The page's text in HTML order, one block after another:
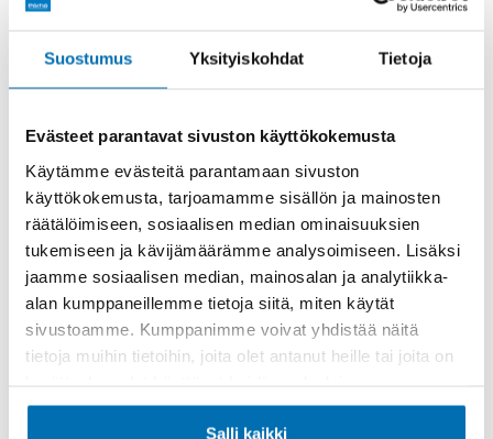
Suostumus Yksityiskohdat Tietoja
Evästeet parantavat sivuston käyttökokemusta
Käytämme evästeitä parantamaan sivuston
käyttökokemusta, tarjoamamme sisällön ja mainosten
räätälöimiseen, sosiaalisen median ominaisuuksien
tukemiseen ja kävijämäärämme analysoimiseen. Lisäksi
jaamme sosiaalisen median, mainosalan ja analytiikka-
alan kumppaneillemme tietoja siitä, miten käytät
sivustoamme. Kumppanimme voivat yhdistää näitä
tietoja muihin tietoihin, joita olet antanut heille tai joita on
Salli kaikki
Käsiraha tai vaihtoauto (€)
Suurempi viimeinen erä (€)